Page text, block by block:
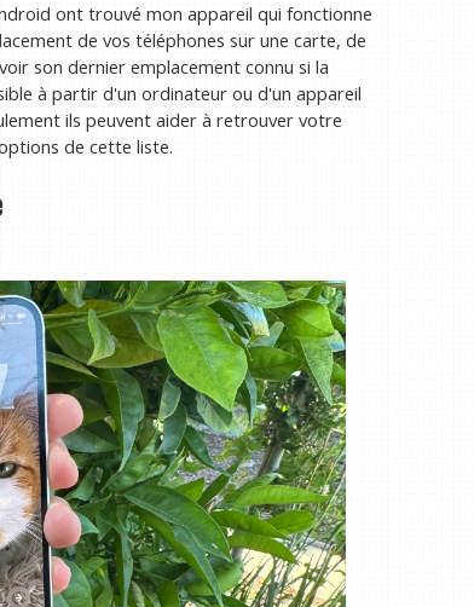
ont trouvé mon appareil qui fonctionne
de vos téléphones sur une carte, de
son dernier emplacement connu si la
à partir d'un ordinateur ou d'un appareil
ils peuvent aider à retrouver votre
de cette liste.